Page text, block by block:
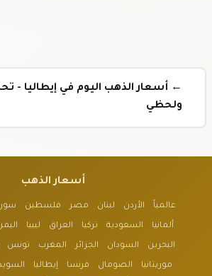
← أسعار الذهب اليوم في إيطاليا -
ولحظي
أسعار الذهب
عالمياً الأردن لبنان مصر فلسطين
ألمانيا السعودية تركيا العراق ليبيا
البحرين السودان الجزائر المغرب تونس
موريتانيا الصومال فرنسا إيطاليا